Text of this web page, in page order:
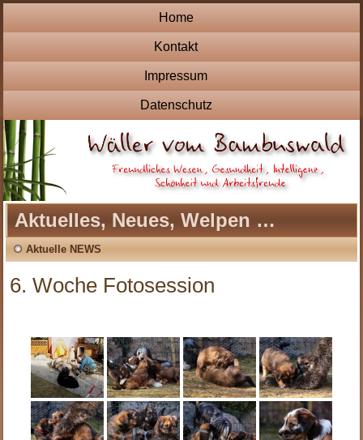
Home
Kontakt
Impressum
Datenschutz
Aktuelles, Neues, Welpen …
Aktuelle NEWS
6. Woche Fotosession